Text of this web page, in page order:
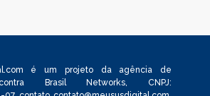
é um projeto da agência de
Brasil Networks, CNPJ: